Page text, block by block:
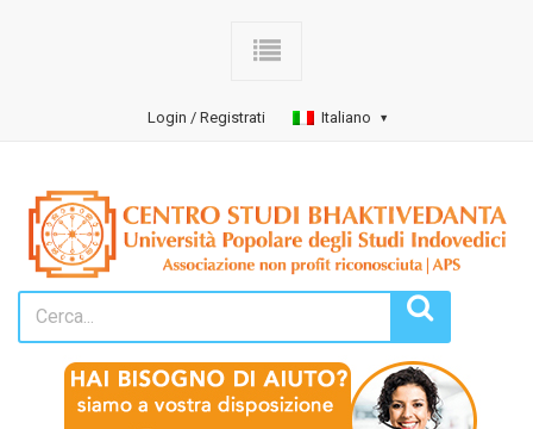
Login / Registrati Italiano